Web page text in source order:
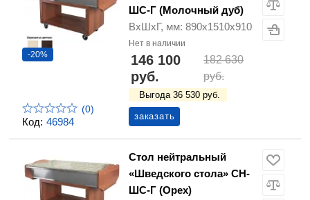
Код: 46984
-20%
(0)
ШС-Г (Молочный дуб)
ВхШхГ, мм: 890х1510х910
Нет в наличии
146 100
руб.
182 630
руб.
Выгода 36 530 руб.
заказать
Стол нейтральный
«Шведского стола» СН-
ШС-Г (Орех)